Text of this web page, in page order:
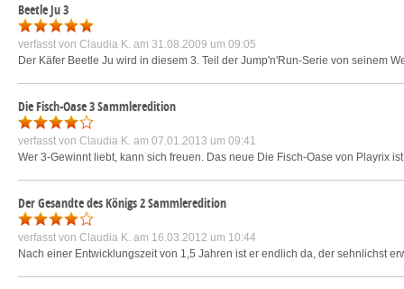
Beetle Ju 3
verfasst von Claudia K. am 31.08.2009 um 09:05
Der Käfer Beetle Ju wird in diesem 3. Teil der Jump'n'Run-Serie von seinem
Die Fisch-Oase 3 Sammleredition
verfasst von Claudia K. am 07.01.2013 um 09:41
Wer 3-Gewinnt liebt, kann sich freuen. Das neue Die Fisch-Oase von Playrix
Der Gesandte des Königs 2 Sammleredition
verfasst von Claudia K. am 16.03.2012 um 10:44
Nach einer Entwicklungszeit von 1,5 Jahren ist er endlich da, der sehnlichst